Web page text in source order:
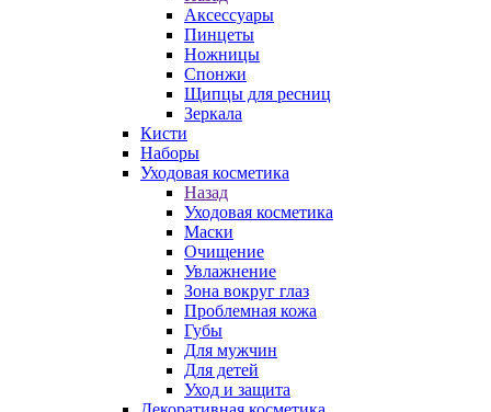
Аксессуары
Пинцеты
Ножницы
Спонжи
Щипцы для ресниц
Зеркала
Кисти
Наборы
Уходовая косметика
Назад
Уходовая косметика
Маски
Очищение
Увлажнение
Зона вокруг глаз
Проблемная кожа
Губы
Для мужчин
Для детей
Уход и защита